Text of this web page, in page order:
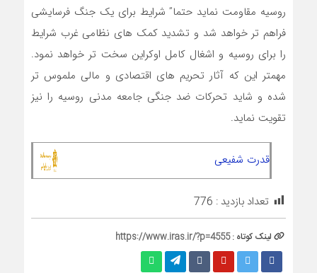
روسیه مقاومت نماید حتما” شرایط برای یک جنگ فرسایشی
فراهم تر خواهد شد و تشدید کمک های نظامی غرب شرایط
را برای روسیه و اشغال کامل اوکراین سخت تر خواهد نمود.
مهمتر این که آثار تحریم های اقتصادی و مالی ملموس تر
شده و شاید تحرکات ضد جنگی جامعه مدنی روسیه را نیز
تقویت نماید.
قدرت شفیعی
تعداد بازدید : 776
لینک کوتاه :https://www.iras.ir/?p=4555